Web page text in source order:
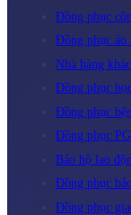
Đồng phục
Đồng phục áo
Nhà hàng
Đồng phục
Đồng phục
Đồng phục
Bảo hộ lao
Đồng phục
Đồng phục